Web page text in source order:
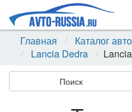
Главная
Каталог авто
Lancia Dedra
Поиск